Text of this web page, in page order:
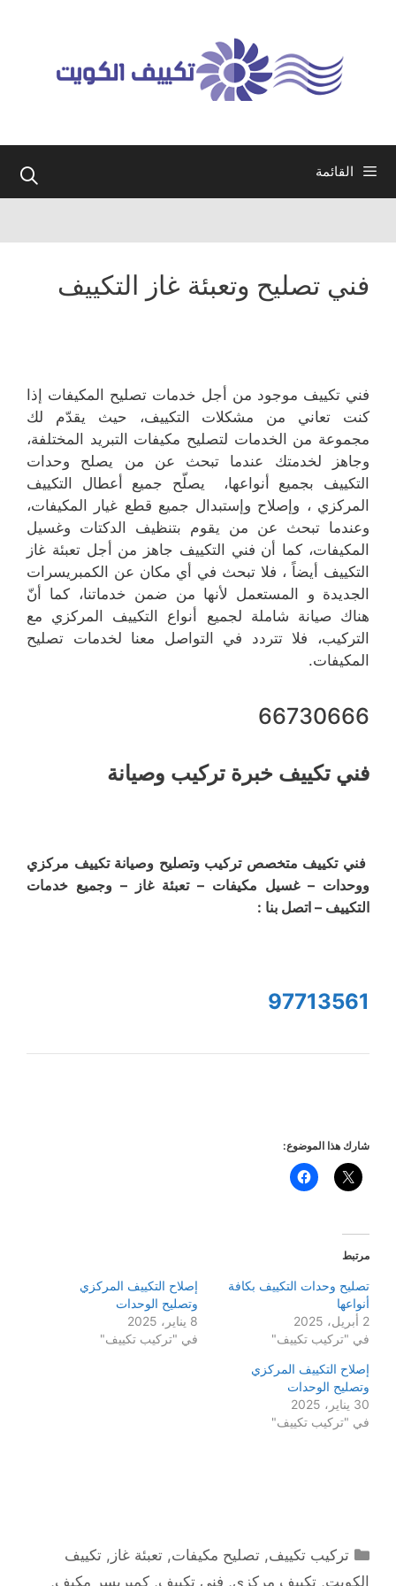
القائمة
فني تصليح وتعبئة غاز التكييف
فني تكييف موجود من أجل خدمات تصليح المكيفات إذا
كنت تعاني من مشكلات التكييف، حيث يقدّم لك
مجموعة من الخدمات لتصليح مكيفات التبريد المختلفة،
وجاهز لخدمتك عندما تبحث عن من يصلح وحدات
التكييف بجميع أنواعها، يصلّح جميع أعطال التكييف
المركزي ، وإصلاح وإستبدال جميع قطع غيار المكيفات،
وعندما تبحث عن من يقوم بتنظيف الدكتات وغسيل
المكيفات، كما أن فني التكييف جاهز من أجل تعبئة غاز
التكييف أيضاً ، فلا تبحث في أي مكان عن الكمبريسرات
الجديدة و المستعمل لأنها من ضمن خدماتنا، كما أنّ
هناك صيانة شاملة لجميع أنواع التكييف المركزي مع
التركيب، فلا تتردد في التواصل معنا لخدمات تصليح
المكيفات.
66730666
فني تكييف خبرة تركيب وصيانة
فني تكييف متخصص تركيب وتصليح وصيانة تكييف مركزي
ووحدات – غسيل مكيفات – تعبئة غاز – وجميع خدمات
التكييف – اتصل بنا :
97713561
شارك هذا الموضوع:
مرتبط
تصليح وحدات التكييف بكافة
أنواعها
2 أبريل، 2025
في "تركيب تكييف"
إصلاح التكييف المركزي
وتصليح الوحدات
8 يناير، 2025
في "تركيب تكييف"
إصلاح التكييف المركزي
وتصليح الوحدات
30 يناير، 2025
في "تركيب تكييف"
التصنيفات
تركيب تكييف,تصليح مكيفات,تعبئة غاز ,تكييف
الكويت, تكييف مركزي, فني تكييف, كمبريسر مكيف,